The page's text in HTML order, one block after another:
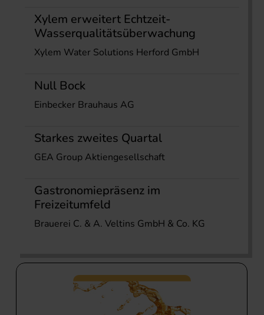
Xylem erweitert Echtzeit-
Wasserqualitätsüberwachung
Xylem Water Solutions Herford GmbH
Null Bock
Einbecker Brauhaus AG
Starkes zweites Quartal
GEA Group Aktiengesellschaft
Gastronomiepräsenz im
Freizeitumfeld
Brauerei C. & A. Veltins GmbH & Co. KG